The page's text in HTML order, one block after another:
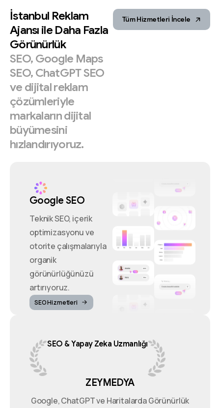
İstanbul Reklam
Ajansı ile Daha Fazla
Görünürlük
SEO, Google Maps
SEO, ChatGPTSEO
ve dijitalreklam
çözümleriyle
markalarındijital
büyümesini
hızlandırıyoruz.
Tüm Hizmetleri İncele
Google SEO
Teknik SEO, içerik
optimizasyonu ve
otorite çalışmalarıyla
organik
görünürlüğünüzü
artırıyoruz.
SEO Hizmetleri
SEO &Yapay Zeka Uzmanlığı
ZEYMEDYA
Google, ChatGPT ve Haritalarda Görünürlük